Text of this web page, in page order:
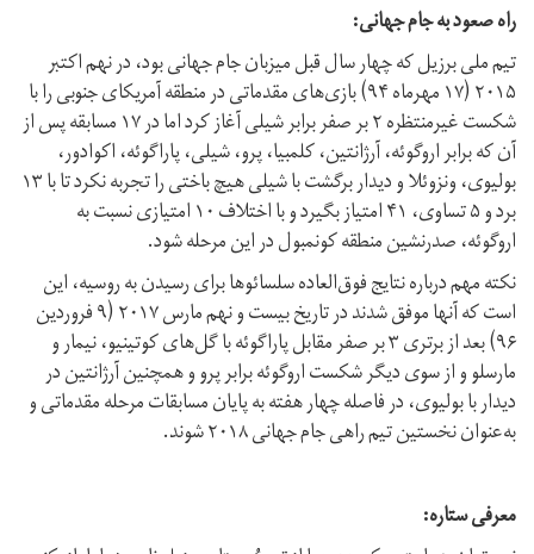
راه صعود به جام جهانی:
تیم ملی برزیل که چهار سال قبل میزبان جام جهانی بود، در نهم اکتبر
۲۰۱۵ (۱۷ مهرماه ۹۴) بازی‌های مقدماتی در منطقه آمریکای جنوبی را با
شکست غیرمنتظره ۲ بر صفر برابر شیلی آغاز کرد اما در ۱۷ مسابقه پس از
آن که برابر اروگوئه، آرژانتین، کلمبیا، پرو، شیلی، پاراگوئه، اکوادور،
بولیوی، ونزوئلا و دیدار برگشت با شیلی هیچ باختی را تجربه نکرد تا با ۱۳
برد و ۵ تساوی، ۴۱ امتیاز بگیرد و با اختلاف ۱۰ امتیازی نسبت به
اروگوئه، صدرنشین منطقه کونمبول در این مرحله شود.
نکته مهم درباره نتایج فوق‌العاده سلسائوها برای رسیدن به روسیه، این
است که آنها موفق شدند در تاریخ بیست و نهم مارس ۲۰۱۷ (۹ فروردین
۹۶) بعد از برتری ۳ بر صفر مقابل پاراگوئه با گل‌های کوتینیو، نیمار و
مارسلو و از سوی دیگر شکست اروگوئه برابر پرو و همچنین آرژانتین در
دیدار با بولیوی، در فاصله چهار هفته به پایان مسابقات مرحله مقدماتی و
به‌عنوان نخستین تیم راهی جام جهانی ۲۰۱۸ شوند.
معرفی ستاره: